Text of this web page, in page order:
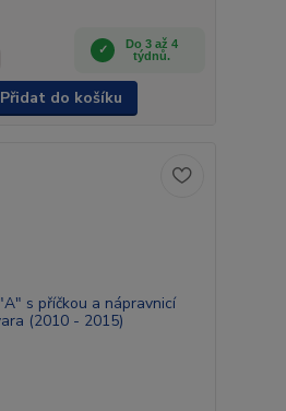
Do 3 až 4
týdnů.
Přidat do košíku